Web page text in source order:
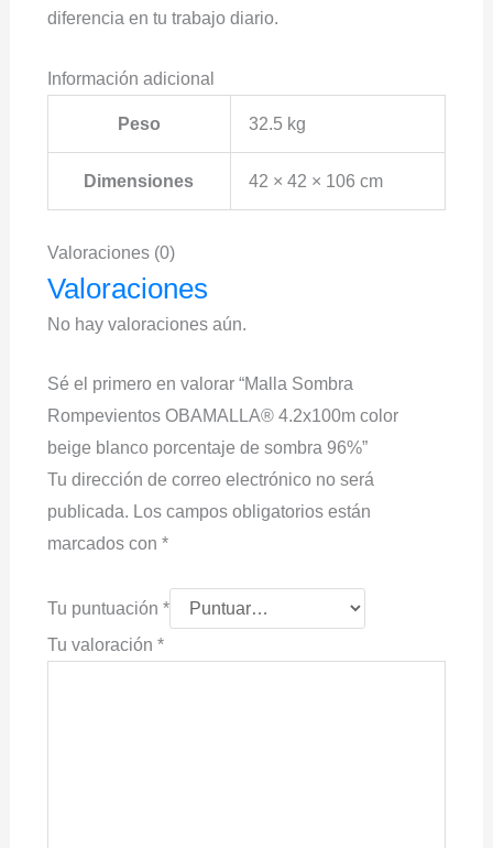
diferencia en tu trabajo diario.
Información adicional
Peso 32.5 kg
Dimensiones 42 × 42 × 106 cm
Valoraciones (0)
Valoraciones
No hay valoraciones aún.
Sé el primero en valorar “Malla Sombra
Rompevientos OBAMALLA® 4.2x100m color
beige blanco porcentaje de sombra 96%”
Tu dirección de correo electrónico no será
publicada. Los campos obligatorios están
marcados con *
Tu puntuación *
Tu valoración *